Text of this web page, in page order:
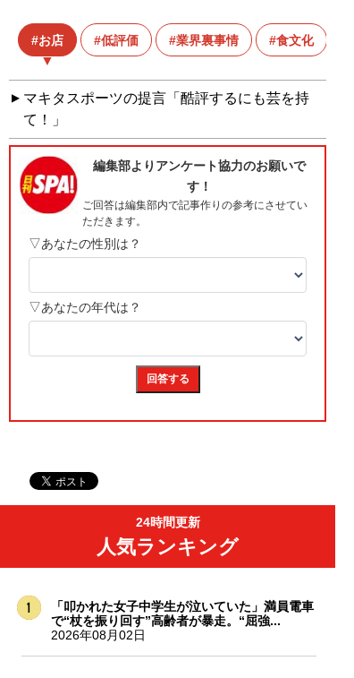
お店 低評価 業界裏事情 食文化
マキタスポーツの提言「酷評するにも芸を持
て！」
24時間更新
人気ランキング
「叩かれた女子中学生が泣いていた」満員電車
で“杖を振り回す”高齢者が暴走。“屈強...
2026年08月02日